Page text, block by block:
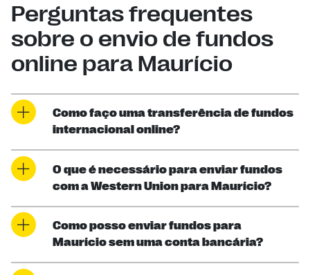
Perguntas frequentes
sobre o envio de fundos
online para Maurício
Como faço uma transferência de fundos
internacional online?
O que é necessário para enviar fundos
com a Western Union para Maurício?
Como posso enviar fundos para
Maurício sem uma conta bancária?